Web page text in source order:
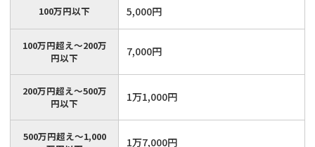
100万円以下 5,000円
100万円超え〜200万
円以下
7,000円
200万円超え〜500万
円以下
1万1,000円
500万円超え〜1,000
1万7,000円